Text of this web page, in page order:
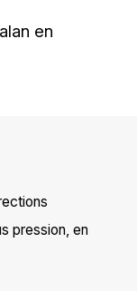
en
pression, en